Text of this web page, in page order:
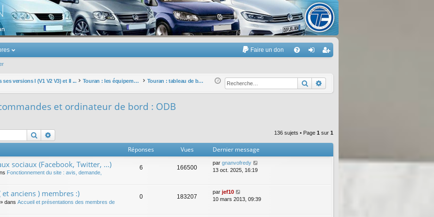
Touran
Faire un don
Q ne
xi
nr
eg
r
versions I (V1 V2 V3) et II ... Touran : les équipements électriques et électroniques Touran : tableau de bord, commandes et ordinateur de bord : ODB Rechercher
et ordinateur de bord : ODB
Rechercher 136 sujets • Page 1 sur 1
Réponses Vues Dernier message
sociaux (Facebook, Twitter, ...)
Fonctionnement du site : avis, demande,
6 166500
par gnanvofredy
13 oct. 2025, 16:19
anciens ) membres :)
» dans Accueil et présentations des membres de
0 183207
par jef10
10 mars 2013, 09:39